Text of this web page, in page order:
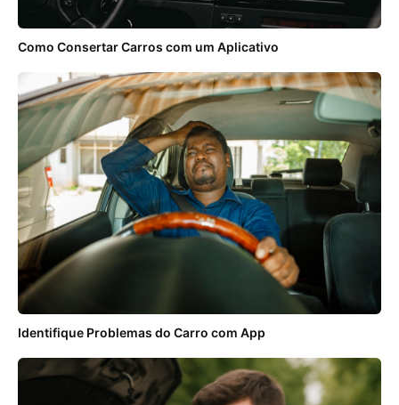
Como Consertar Carros com um Aplicativo
Identifique Problemas do Carro com App